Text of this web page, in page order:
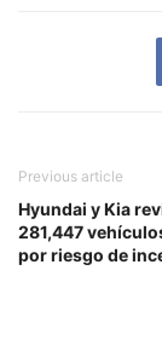
Previous article
Hyundai y Kia
281,447
por riesgo de